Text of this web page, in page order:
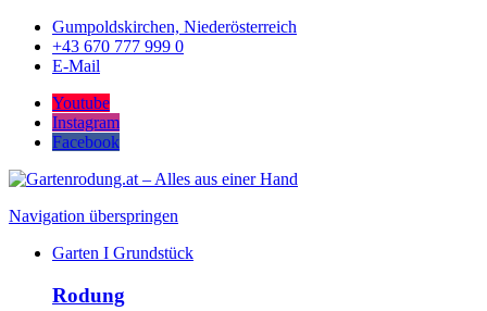
Gumpoldskirchen, Niederösterreich
+43 670 777 999 0
E-Mail
Youtube
Instagram
Facebook
Navigation überspringen
Garten I Grundstück
Rodung